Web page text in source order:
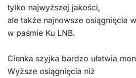
tylko najwyższej jakości,
ale także najnowsze osiągnięcia
w paśmie Ku LNB.
Cienka szyjka bardzo ułatwia
Wyższe osiągnięcia niż